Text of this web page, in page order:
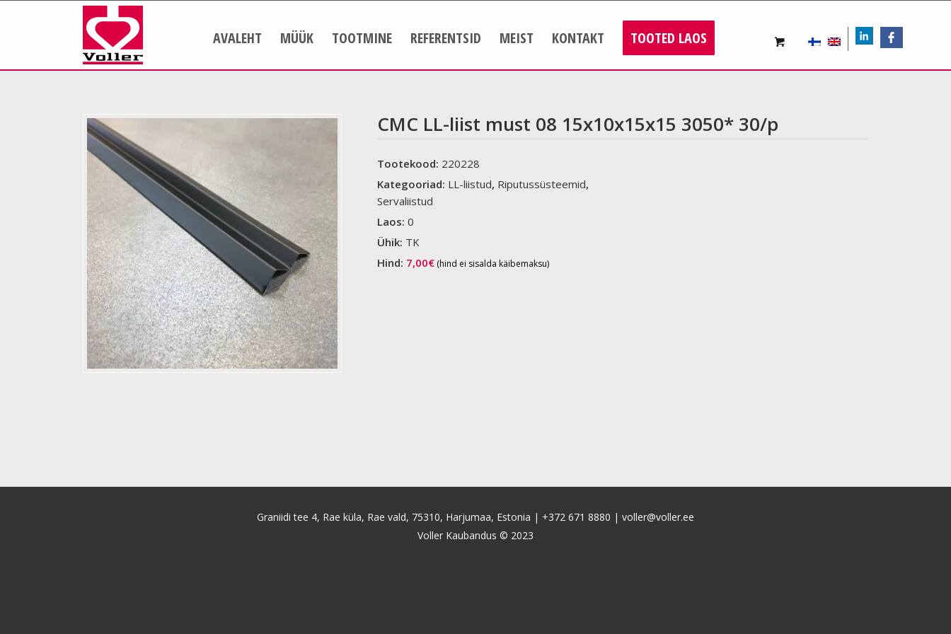
FB
LIn
AVALEHT MÜÜK TOOTMINE REFERENTSID MEIST KONTAKT TOOTED LAOS
CMC LL-liist must 08 15x10x15x15 3050* 30/p
Tootekood: 220228
Kategooriad: LL-liistud, Riputussüsteemid,
Servaliistud
Laos:0
Ühik: TK
Hind: 7,00€ (hind ei sisalda käibemaksu)
Graniidi tee 4, Rae küla, Rae vald, 75310, Harjumaa, Estonia | +372 671 8880 | voller@voller.ee
Voller Kaubandus © 2023